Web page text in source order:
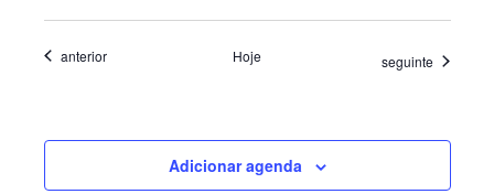
Eventos
anterior Hoje Eventos
seguinte
Adicionar agenda